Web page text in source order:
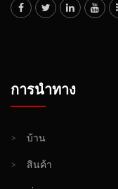
การนำทาง
> บ้าน
> สินค้า